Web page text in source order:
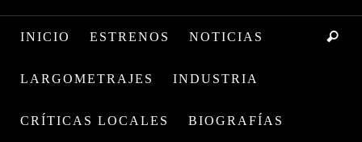
INICIO ESTRENOS NOTICIAS
LARGOMETRAJES INDUSTRIA
CRÍTICAS LOCALES BIOGRAFÍAS